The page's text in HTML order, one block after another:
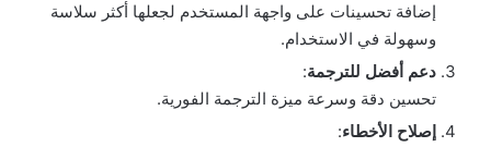
إضافة تحسينات على واجهة المستخدم لجعلها أكثر سلاسة
وسهولة في الاستخدام.
دعم أفضل للترجمة:
تحسين دقة وسرعة ميزة الترجمة الفورية.
إصلاح الأخطاء: